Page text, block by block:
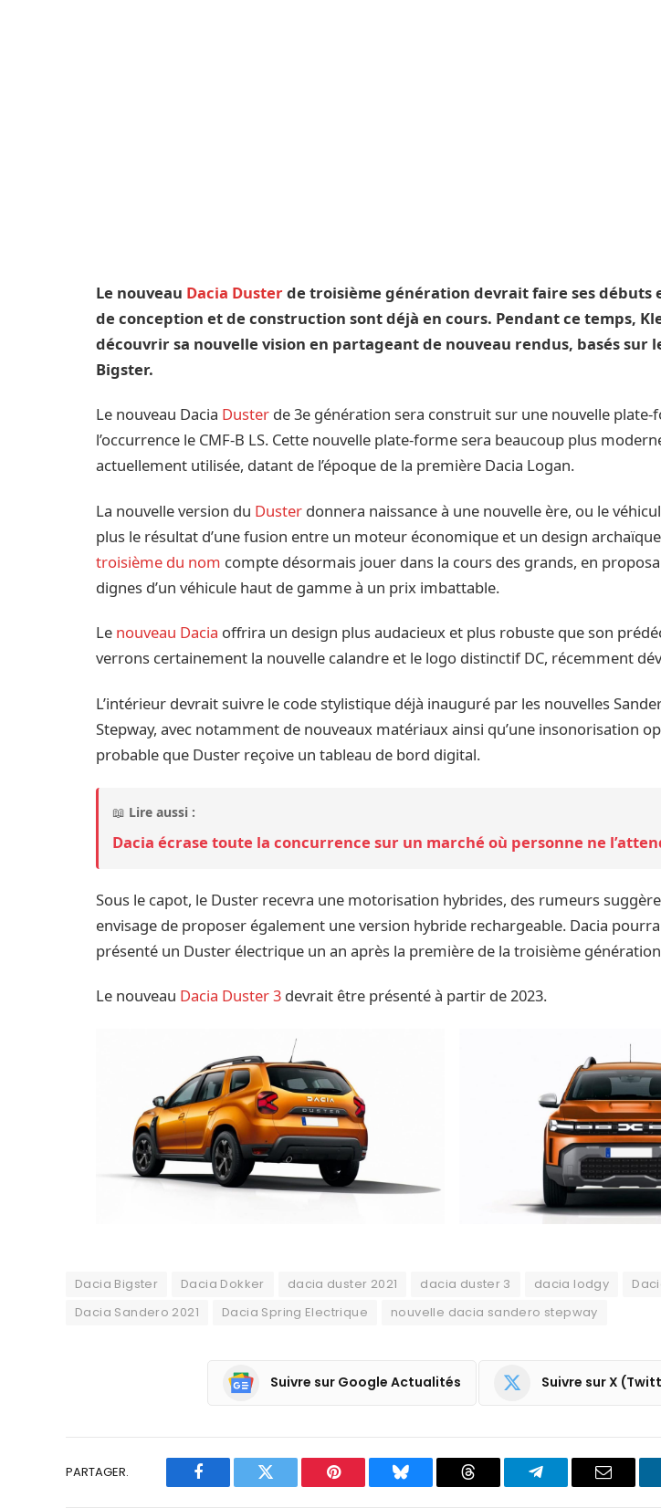
Le nouveau Dacia Dusterde troisième génération devrait faire ses débuts
de conception et de construction sont déjà en cours. Pendant ce temps,
découvrir sa nouvelle vision en partageant de nouveau rendus, basés sur
Bigster.
Le nouveau Dacia Duster de 3e génération sera construit sur une nouvelle plate-
l’occurrence le CMF-B LS. Cette nouvelle plate-forme sera beaucoup plus
actuellement utilisée, datant de l’époque de la première Dacia Logan.
La nouvelle version du Duster donnera naissance à une nouvelle ère, ou le
plus le résultat d’une fusion entre un moteur économique et un design
troisième du nom compte désormais jouer dans la cours des grands, en
dignes d’un véhicule haut de gamme à un prix imbattable.
Le nouveau Dacia offrira un design plus audacieux et plus robuste que son
verrons certainement la nouvelle calandre et le logo distinctif DC, récemment
L’intérieur devrait suivre le code stylistique déjà inauguré par les nouvelles
Stepway, avec notamment de nouveaux matériaux ainsi qu’une insonorisation
probable que Duster reçoive un tableau de bord digital.
📖 Lire aussi :
Dacia écrase toute la concurrence sur un marché où personne ne
Sous le capot, le Duster recevra une motorisation hybrides, des rumeurs
envisage de proposer également une version hybride rechargeable. Dacia
présenté un Duster électrique un an après la première de la troisième
Le nouveau Dacia Duster 3 devrait être présenté à partir de 2023.
Dacia Bigster Dacia Dokker dacia duster 2021 dacia duster 3 dacia lodgy
Dacia Sandero 2021
Dacia Spring Electrique nouvelle dacia sandero stepway
Suivre sur Google Actualités Suivre sur X
PARTAGER.
Facebook Twitter Pinterest Bluesky Threads
Partager
Email